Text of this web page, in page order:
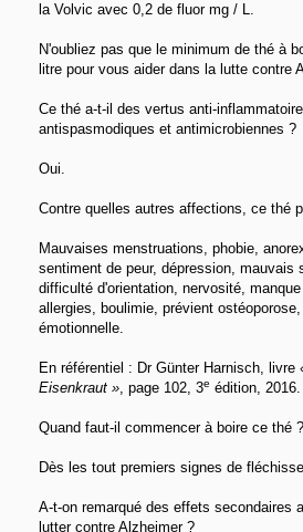
la Volvic avec 0,2 de fluor mg / L.
N'oubliez pas que le minimum de thé à
litre pour vous aider dans la lutte contre
Ce thé a-t-il des vertus anti-
antispasmodiques et antimicrobiennes ?
Oui.
Contre quelles autres affections, ce thé
Mauvaises menstruations, phobie,
sentiment de peur, dépression, mauvais
difficulté d'orientation, nervosité,
allergies, boulimie, prévient
émotionnelle.
En référentiel : Dr Günter Harnisch, livre
Eisenkraut », page 102, 3e édition, 2016.
Quand faut-il commencer à boire ce thé ?
Dès les tout premiers signes de
A-t-on remarqué des effets secondaires
lutter contre Alzheimer ?